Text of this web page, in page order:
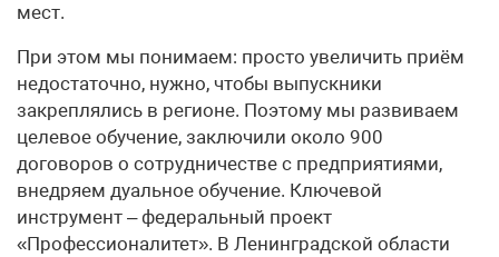
мест.
При этом мы понимаем: просто увеличить приём
недостаточно, нужно, чтобы выпускники
закреплялись в регионе. Поэтому мы развиваем
целевое обучение, заключили около 900
договоров о сотрудничестве с предприятиями,
внедряем дуальное обучение. Ключевой
инструмент – федеральный проект
«Профессионалитет». В Ленинградской области